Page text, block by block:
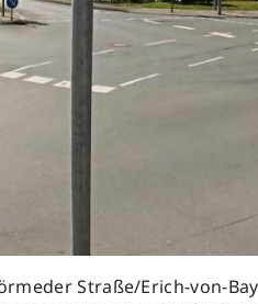
Straße/Erich-von-